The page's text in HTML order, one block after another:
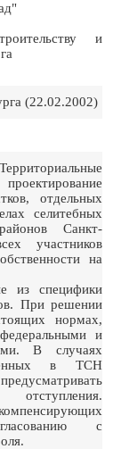
и
(22.02.2002)
отдельных
селитебных
Санкт-
участников
на
из специфики
При решении
нормах,
и
В случаях
в ТСН
с